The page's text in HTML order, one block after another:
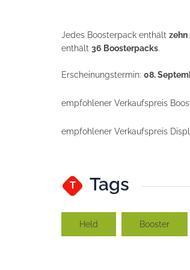
Jedes Boosterpack enthält zehn
enthält 36 Boosterpacks.
Erscheinungstermin: 08.
empfohlener Verkaufspreis
empfohlener Verkaufspreis
T Tags
Held Booster